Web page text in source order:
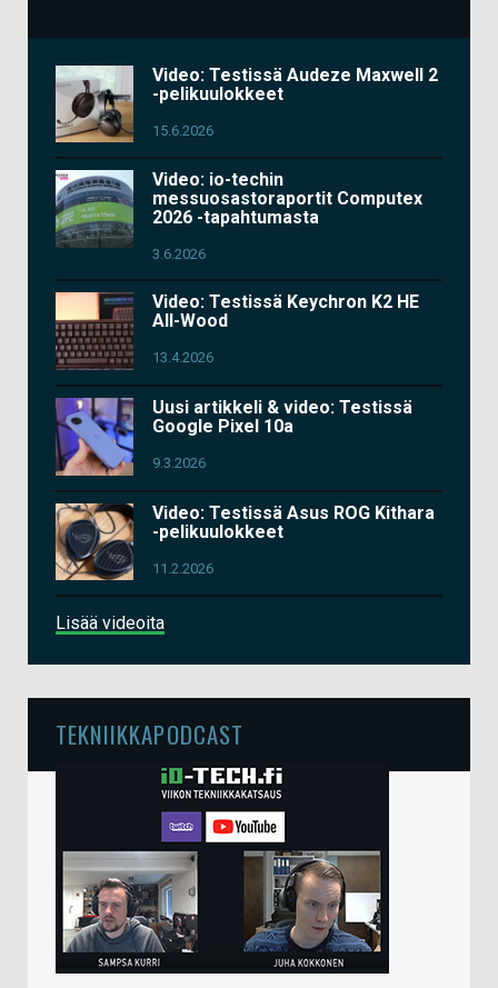
Video: Testissä Audeze Maxwell 2
-pelikuulokkeet
15.6.2026
Video: io-techin
messuosastoraportit Computex
2026 -tapahtumasta
3.6.2026
Video: Testissä Keychron K2 HE
All-Wood
13.4.2026
Uusi artikkeli & video: Testissä
Google Pixel 10a
9.3.2026
Video: Testissä Asus ROG Kithara
-pelikuulokkeet
11.2.2026
Lisää videoita
TEKNIIKKAPODCAST